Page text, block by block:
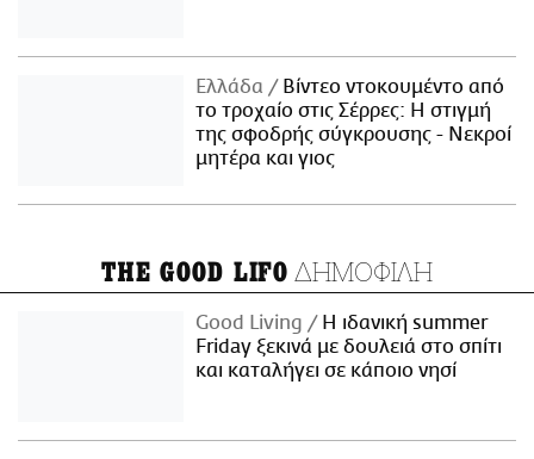
Ελλάδα
Βίντεο ντοκουμέντο από
το τροχαίο στις Σέρρες: Η στιγμή
της σφοδρής σύγκρουσης - Νεκροί
μητέρα και γιος
THE GOOD LIFO ΔΗΜΟΦΙΛΗ
Good Living
Η ιδανική summer
Friday ξεκινά με δουλειά στο σπίτι
και καταλήγει σε κάποιο νησί